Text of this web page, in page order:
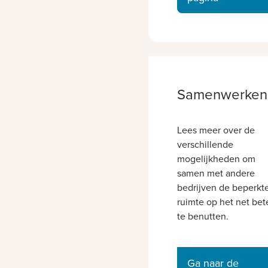
Samenwerken
Lees meer over de
verschillende
mogelijkheden om
samen met andere
bedrijven de
ruimte op het net
te benutten.
Ga naar de